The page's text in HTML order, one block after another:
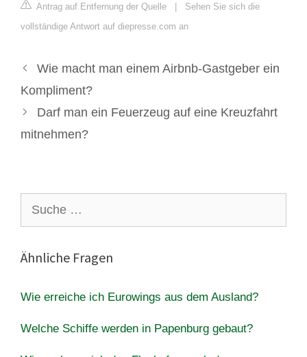
Antrag auf Entfernung der Quelle | Sehen Sie sich die
vollständige Antwort auf diepresse.com an
Wie macht man einem Airbnb-Gastgeber ein
Kompliment?
Darf man ein Feuerzeug auf eine Kreuzfahrt
mitnehmen?
nach:
Ähnliche Fragen
Wie erreiche ich Eurowings aus dem Ausland?
Welche Schiffe werden in Papenburg gebaut?